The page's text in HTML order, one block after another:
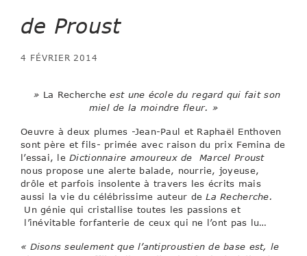
de Proust
4 FÉVRIER 2014
» La Recherche est une école du regard qui fait son
miel de la moindre fleur. »
Oeuvre à deux plumes -Jean-Paul et Raphaël Enthoven
sont père et fils- primée avec raison du prix Femina de
l’essai, le Dictionnaire amoureux de Marcel Proust
nous propose une alerte balade, nourrie, joyeuse,
drôle et parfois insolente à travers les écrits mais
aussi la vie du célébrissime auteur deLa Recherche.
Un génie qui cristallise toutes les passions et
l’inévitable forfanterie de ceux qui ne l’ont pas lu…
« Disons seulement que l’antiproustien de base est, le